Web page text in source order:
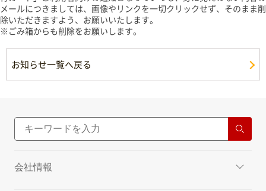
メールにつきましては、画像やリンクを一切クリックせず、そのまま削
除いただきますよう、お願いいたします。
※ごみ箱からも削除をお願いします。
お知らせ一覧へ戻る
会社情報